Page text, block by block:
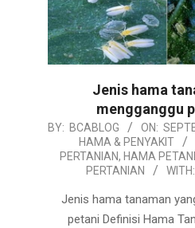
Jenis hama
mengganggu
2021-
BY: BCABLOG ON:
HAMA & PENYAKIT
PERTANIAN, HAMA PETANI
PERTANIAN
WITH:
Jenis hama tanaman
petani Definisi Hama